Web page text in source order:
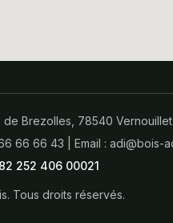
de Brezolles, 78540 Vernouillet
66 66 43 | Email : adi@bois-
252 406 00021
Tous droits réservés.